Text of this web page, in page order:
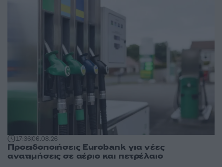
17:3606.08.26
Προειδοποιήσεις Eurobank για νέες
ανατιμήσεις σε αέριο και πετρέλαιο